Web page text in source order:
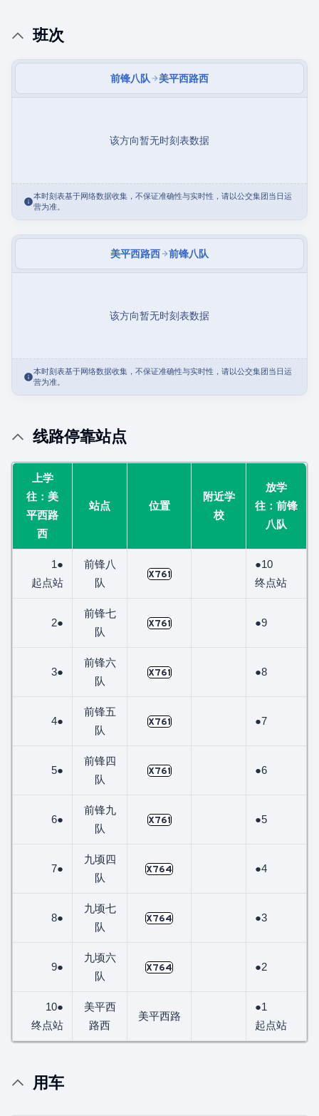
班次
前锋八队 美平西路西
该方向暂无时刻表数据
本时刻表基于网络数据收集，不保证准确性与实时性，请以公交集团当日运
营为准。
美平西路西 前锋八队
该方向暂无时刻表数据
本时刻表基于网络数据收集，不保证准确性与实时性，请以公交集团当日运
营为准。
线路停靠站点
上学
往：美
平西路
西
站点 位置
附近学
校
放学
往：前锋
八队
1●
起点站
前锋八
队
X761
●10
终点站
2●
前锋七
队
X761 ●9
3●
前锋六
队
X761 ●8
4●
前锋五
队
X761 ●7
5●
前锋四
队
X761 ●6
6●
前锋九
队
X761 ●5
7●
九顷四
队
X764 ●4
8●
九顷七
队
X764 ●3
9●
九顷六
队
X764 ●2
10●
终点站
美平西
路西
美平西路
●1
起点站
用车